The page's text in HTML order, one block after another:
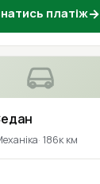
платіж→
186к км